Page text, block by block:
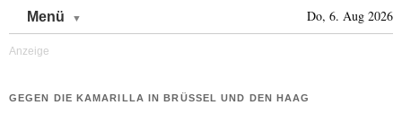
Menü Do, 6. Aug 2026
GEGEN DIE KAMARILLA IN BRÜSSEL UND DEN HAAG